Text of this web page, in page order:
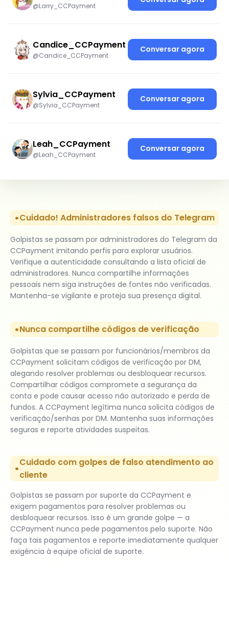
@Larry_CCPayment
Candice_CCPayment
@Candice_CCPayment
Conversar agora
Sylvia_CCPayment
@Sylvia_CCPayment
Conversar agora
Leah_CCPayment
@Leah_CCPayment
Conversar agora
Cuidado! Administradores falsos do Telegram
Golpistas se passam por administradores do Telegram da
CCPayment imitando perfis para explorar usuários.
Verifique a autenticidade consultando a lista oficial de
administradores. Nunca compartilhe informações
pessoais nem siga instruções de fontes não verificadas.
Mantenha-se vigilante e proteja sua presença digital.
Nunca compartilhe códigos de verificação
Golpistas que se passam por funcionários/membros da
CCPayment solicitam códigos de verificação por DM,
alegando resolver problemas ou desbloquear recursos.
Compartilhar códigos compromete a segurança da
conta e pode causar acesso não autorizado e perda de
fundos. A CCPayment legítima nunca solicita códigos de
verificação/senhas por DM. Mantenha suas informações
seguras e reporte atividades suspeitas.
Cuidado com golpes de falso atendimento ao
cliente
Golpistas se passam por suporte da CCPayment e
exigem pagamentos para resolver problemas ou
desbloquear recursos. Isso é um grande golpe — a
CCPayment nunca pede pagamentos pelo suporte. Não
faça tais pagamentos e reporte imediatamente qualquer
exigência à equipe oficial de suporte.